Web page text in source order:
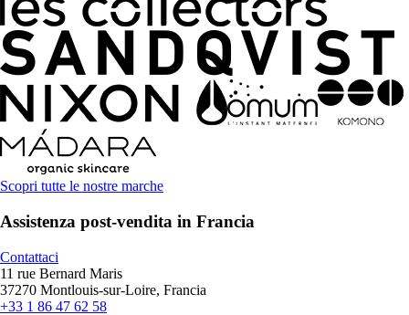
Scopri tutte le nostre marche
Assistenza post-vendita in Francia
Contattaci
11 rue Bernard Maris
37270 Montlouis-sur-Loire, Francia
+33 1 86 47 62 58